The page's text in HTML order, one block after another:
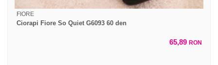
FIORE
Ciorapi Fiore So Quiet G6093 60 den
65,89 RON